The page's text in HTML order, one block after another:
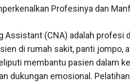
Profesinya dan
Assistant (CNA) adalah profesi
di rumah sakit, panti jompo,
membantu pasien dalam
dukungan emosional.